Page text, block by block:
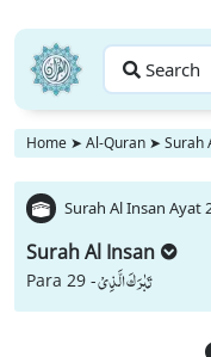
Search
Home ➤ Al-Quran ➤ Surah
Surah Al Insan Ayat
Surah Al Insan
Para 29 -تَبٰرَكَ الَّذِیْ